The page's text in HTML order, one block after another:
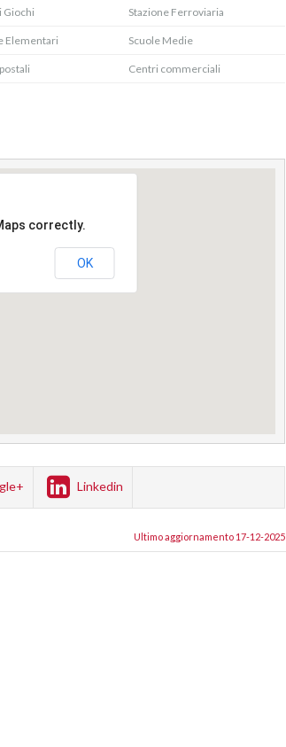
Giochi Stazione Ferroviaria
Elementari Scuole Medie
Centri commerciali
correctly.
OK
Linkedin
Ultimo aggiornamento 17-12-2025